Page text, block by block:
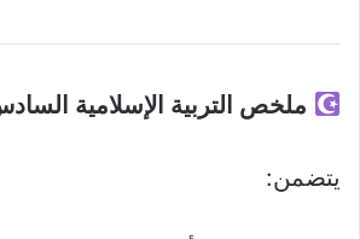
ملخص التربية الإسلامية
يتضمن: